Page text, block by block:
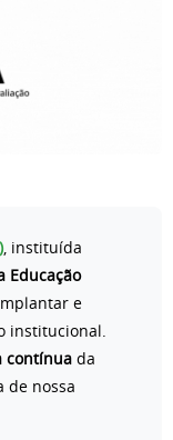
, instituída
Educação
e
institucional.
contínua da
de nossa